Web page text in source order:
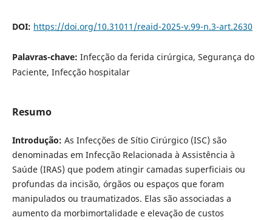
DOI: https://doi.org/10.31011/reaid-2025-v.99-n.3-art.2630
Palavras-chave: Infecção da ferida cirúrgica, Segurança do
Paciente, Infecção hospitalar
Resumo
Introdução: As Infecções de Sítio Cirúrgico (ISC) são
denominadas em Infecção Relacionada à Assistência à
Saúde (IRAS) que podem atingir camadas superficiais ou
profundas da incisão, órgãos ou espaços que foram
manipulados ou traumatizados. Elas são associadas a
aumento da morbimortalidade e elevação de custos